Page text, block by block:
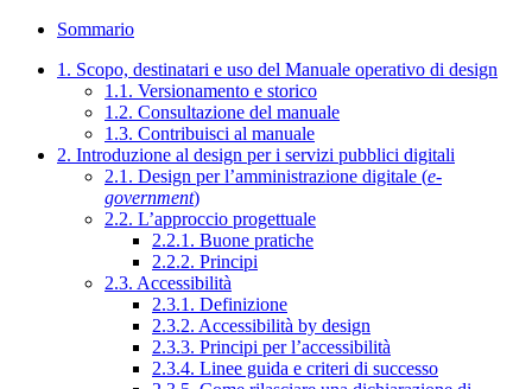
Sommario
1. Scopo, destinatari e uso del Manuale operativo di design
1.1. Versionamento e storico
1.2. Consultazione del manuale
1.3. Contribuisci al manuale
2. Introduzione al design per i servizi pubblici digitali
2.1. Design per l’amministrazione digitale (e-
government)
2.2. L’approccio progettuale
2.2.1. Buone pratiche
2.2.2. Principi
2.3. Accessibilità
2.3.1. Definizione
2.3.2. Accessibilità by design
2.3.3. Principi per l’accessibilità
2.3.4. Linee guida e criteri di successo